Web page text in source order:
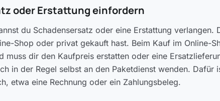
oder Erstattung einfordern
du Schadensersatz oder eine Erstattung verlangen.
Shop oder privat gekauft hast. Beim Kauf im Online-
muss dir den Kaufpreis erstatten oder eine
in der Regel selbst an den Paketdienst wenden. Dafür
etwa eine Rechnung oder ein Zahlungsbeleg.